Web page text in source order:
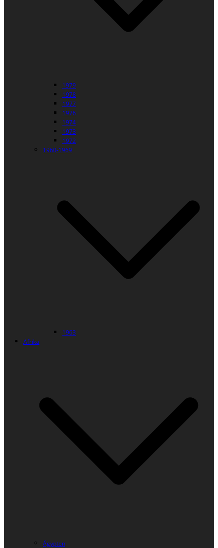
1979
1978
1977
1976
1974
1973
1972
1960-1969
1963
Afrika
Ägypten